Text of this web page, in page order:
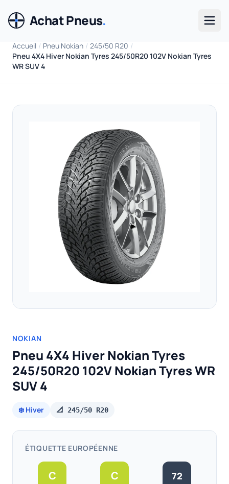
Achat Pneus.
Accueil / Pneu Nokian / 245/50 R20 /
Pneu 4X4 Hiver Nokian Tyres 245/50R20 102V Nokian Tyres
WR SUV 4
NOKIAN
Pneu 4X4 Hiver Nokian Tyres
245/50R20 102V Nokian Tyres WR
SUV 4
❄️ Hiver 📐 245/50 R20
ÉTIQUETTE EUROPÉENNE
C C 72